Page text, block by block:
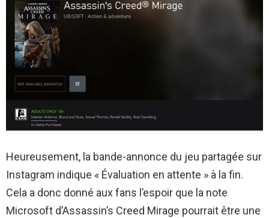
Heureusement, la bande-annonce du jeu partagée sur
Instagram indique « Évaluation en attente » à la fin.
Cela a donc donné aux fans l’espoir que la note
Microsoft d’Assassin’s Creed Mirage pourrait être une